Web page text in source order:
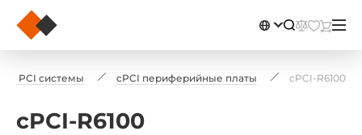
PCI системы cPCI периферийные платы cPCI-R6100
cPCI-R6100